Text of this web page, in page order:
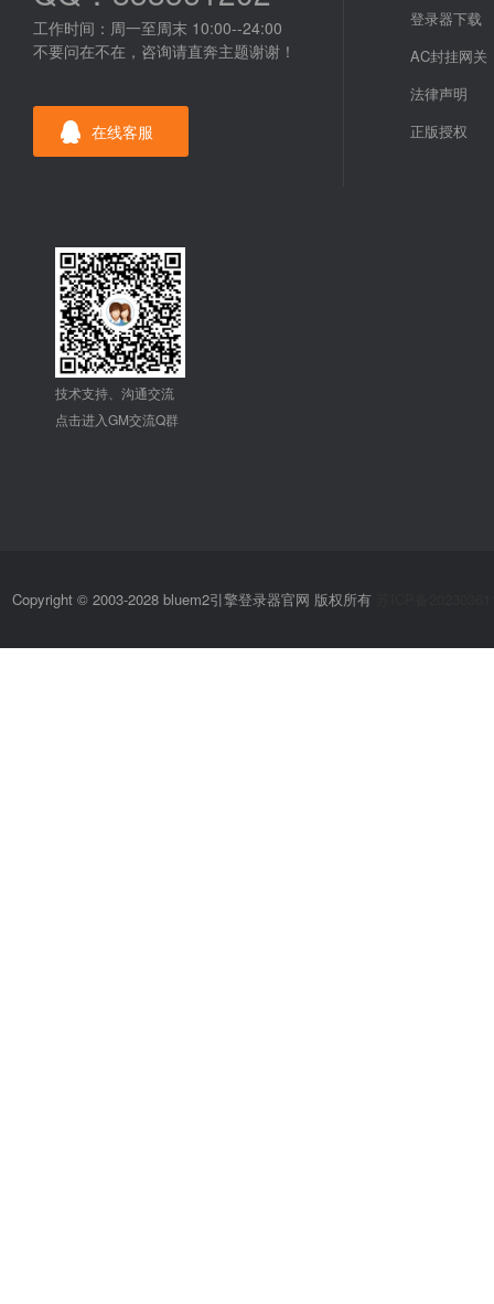
工作时间：周一至周末 10:00--24:00
不要问在不在，咨询请直奔主题谢谢！
在线客服
登录器下载
AC封挂网关
法律声明
正版授权
技术支持、沟通交流
点击进入GM交流Q群
Copyright © 2003-2028 bluem2引擎登录器官网 版权所有